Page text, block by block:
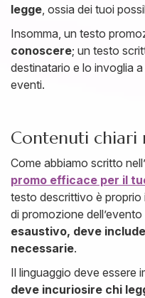
legge , ossia dei tuoi
Insomma, un testo
conoscere; un testo
destinatario e lo invoglia
eventi.
Contenuti chiari
Come abbiamo scritto
promo efficace per il
testo descrittivo è proprio
di promozione
esaustivo, deve
necessarie.
Il linguaggio deve essere
deve incuriosire chi